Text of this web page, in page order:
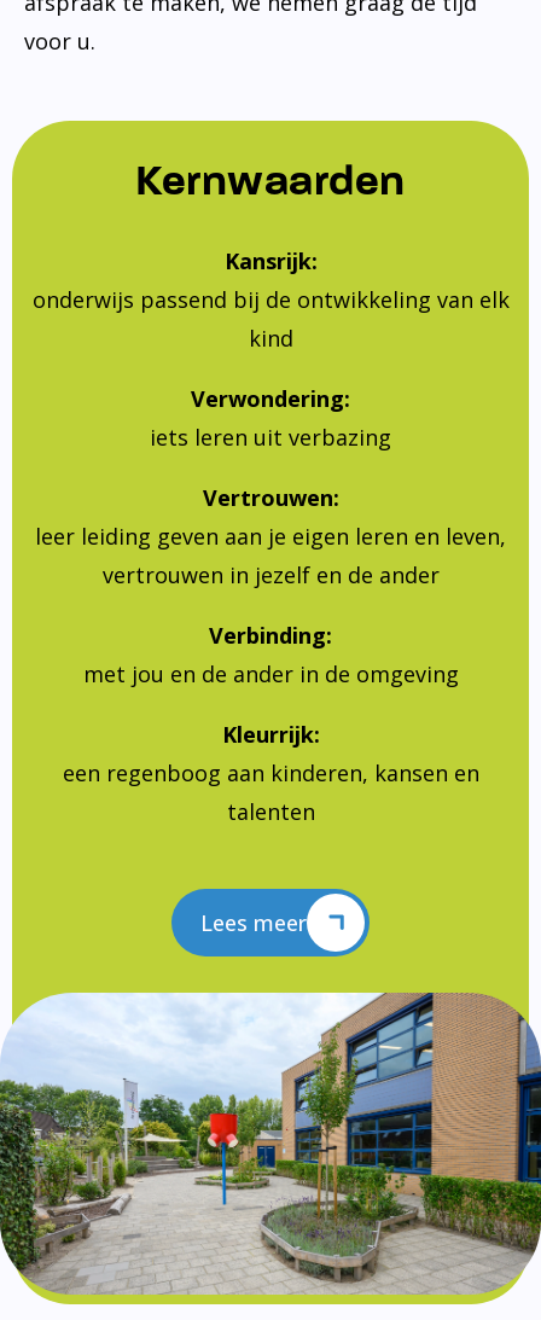
voor u.
Kernwaarden
Kansrijk:
onderwijs passend bij de ontwikkeling van elk
kind
Verwondering:
iets leren uit verbazing
Vertrouwen:
leer leiding geven aan je eigen leren en leven,
vertrouwen in jezelf en de ander
Verbinding:
met jou en de ander in de omgeving
Kleurrijk:
een regenboog aan kinderen, kansen en
talenten
Lees meer